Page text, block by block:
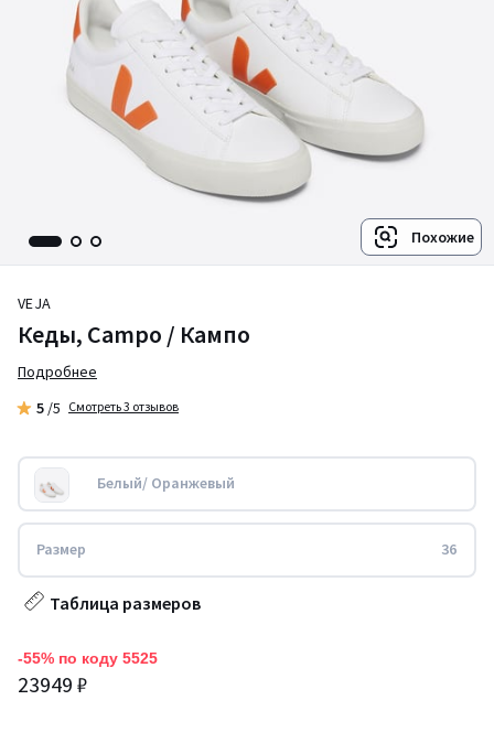
Похожие
VEJA
Кеды, Campo / Кампо
Подробнее
5 /5 Смотреть 3 отзывов
Белый/ Оранжевый
Размер 36
Таблица размеров
-55% по коду 5525
23949 ₽